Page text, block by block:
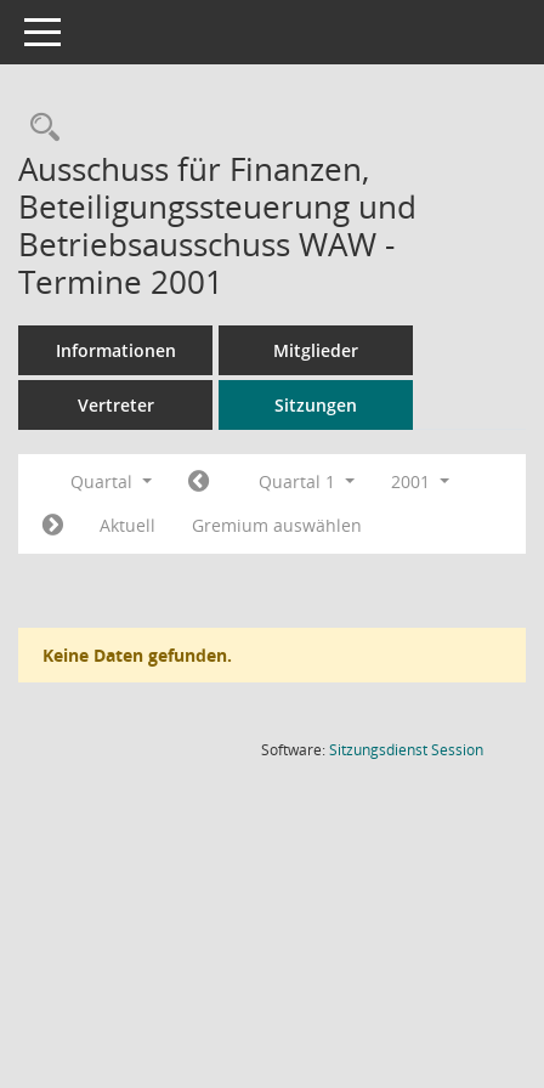
Toggle navigation
Rechercheauswahl
Ausschuss für Finanzen,
Beteiligungssteuerung und
Betriebsausschuss WAW -
Termine 2001
Informationen Mitglieder
Vertreter Sitzungen
Quartal Quartal 1
2001
Aktuell
Gremium auswählen
Keine Daten gefunden.
Software:SitzungsdienstSession(Wird in